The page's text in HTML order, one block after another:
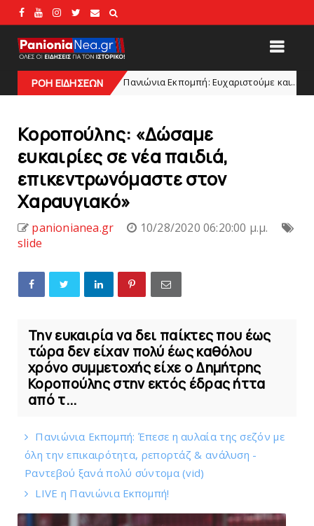
ΡΟΗ ΕΙΔΗΣΕΩΝ
Πανιώνια Εκπομπή: Eυχαριστούμε και... συνεχίζουμε!
Κοροπούλης: «Δώσαμε
ευκαιρίες σε νέα παιδιά,
επικεντρωνόμαστε στον
Χαραυγιακό»
panionianea.gr
10/28/2020 06:20:00 μ.μ.
slide
Την ευκαιρία να δει παίκτες που έως
τώρα δεν είχαν πολύ έως καθόλου
χρόνο συμμετοχής είχε ο Δημήτρης
Κοροπούλης στην εκτός έδρας ήττα
από τ...
Πανιώνια Εκπομπή: Έπεσε η αυλαία της σεζόν με
όλη την επικαιρότητα, ρεπορτάζ & ανάλυση -
Ραντεβού ξανά πολύ σύντομα (vid)
LIVE η Πανιώνια Εκπομπή!